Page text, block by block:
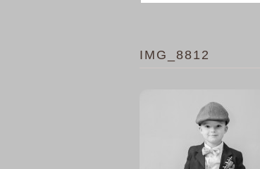
IMG_8812